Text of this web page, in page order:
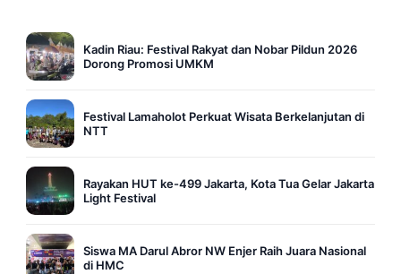
Kadin Riau: Festival Rakyat dan Nobar Pildun 2026
Dorong Promosi UMKM
Festival Lamaholot Perkuat Wisata Berkelanjutan di
NTT
Rayakan HUT ke-499 Jakarta, Kota Tua Gelar Jakarta
Light Festival
Siswa MA Darul Abror NW Enjer Raih Juara Nasional
di HMC